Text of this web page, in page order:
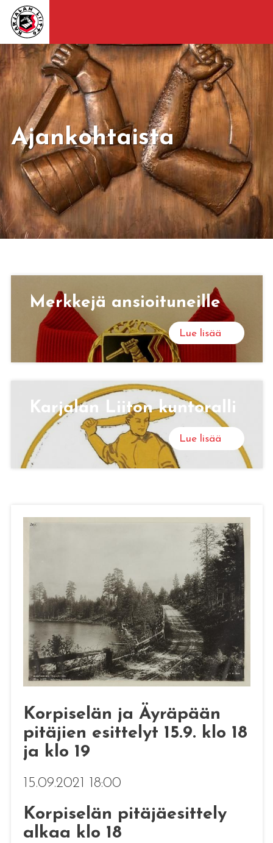
Ajankohtaista
Merk­ke­jä an­sioi­tu­neil­le
Lue lisää
Kar­ja­lan Lii­ton kun­to­ral­li
Lue lisää
Korpiselän ja Äyräpään
pitäjien esittelyt 15.9. klo 18
ja klo 19
15.09.2021 18:00
Korpiselän pitäjäesittely
alkaa klo 18